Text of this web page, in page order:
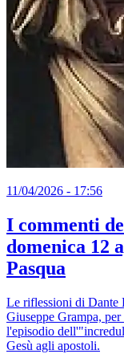
11/04/2026 - 17:56
I commenti
domenica 12
Pasqua
Le riflessioni di Dante
Giuseppe Grampa,
l'episodio
Gesù agli apostoli.